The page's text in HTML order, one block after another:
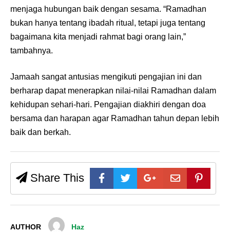
menjaga hubungan baik dengan sesama. “Ramadhan
bukan hanya tentang ibadah ritual, tetapi juga tentang
bagaimana kita menjadi rahmat bagi orang lain,”
tambahnya.
Jamaah sangat antusias mengikuti pengajian ini dan
berharap dapat menerapkan nilai-nilai Ramadhan dalam
kehidupan sehari-hari. Pengajian diakhiri dengan doa
bersama dan harapan agar Ramadhan tahun depan lebih
baik dan berkah.
Share This
AUTHOR Haz